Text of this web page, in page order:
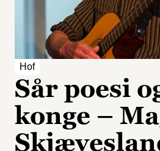
Hof
Sår poesi
konge –